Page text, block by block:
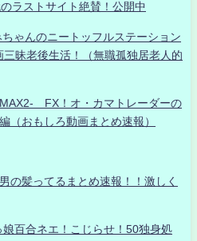
ラストサイト絶賛！公開中
ゃんのニートッフルステーション
昧老後生活！（無職孤独居老人的
FX！オ・カマトレーダーの
おもしろ動画まとめ速報）
の髪ってるまとめ速報！！激しく
百合ネエ！こじらせ！50独身処